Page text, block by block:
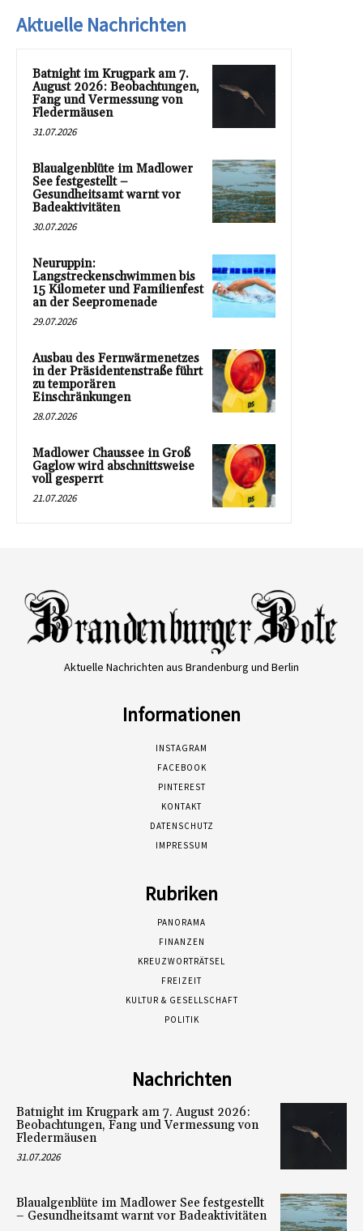
Aktuelle Nachrichten
Batnight im Krugpark am 7.
August 2026: Beobachtungen,
Fang und Vermessung von
Fledermäusen
31.07.2026
Blaualgenblüte im Madlower
See festgestellt –
Gesundheitsamt warnt vor
Badeaktivitäten
30.07.2026
Neuruppin:
Langstreckenschwimmen bis
15 Kilometer und Familienfest
an der Seepromenade
29.07.2026
Ausbau des Fernwärmenetzes
in der Präsidentenstraße führt
zu temporären
Einschränkungen
28.07.2026
Madlower Chaussee in Groß
Gaglow wird abschnittsweise
voll gesperrt
21.07.2026
Aktuelle Nachrichten aus Brandenburg und Berlin
Informationen
INSTAGRAM
FACEBOOK
PINTEREST
KONTAKT
DATENSCHUTZ
IMPRESSUM
Rubriken
PANORAMA
FINANZEN
KREUZWORTRÄTSEL
FREIZEIT
KULTUR & GESELLSCHAFT
POLITIK
Nachrichten
Batnight im Krugpark am 7. August 2026:
Beobachtungen, Fang und Vermessung von
Fledermäusen
31.07.2026
Blaualgenblüte im Madlower See festgestellt
– Gesundheitsamt warnt vor Badeaktivitäten